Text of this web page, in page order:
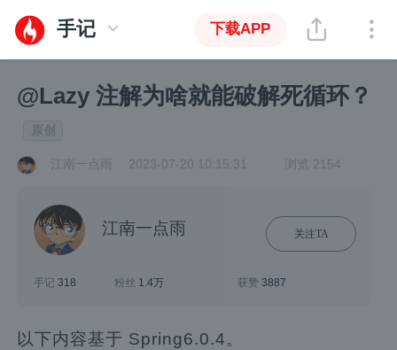
手记 下载APP
@Lazy 注解为啥就能破解死循环？
原创
江南一点雨 2023-07-20 10:15:31 浏览 2154
江南一点雨 关注TA
手记318 粉丝 1.4万 获赞 3887
以下内容基于 Spring6.0.4。